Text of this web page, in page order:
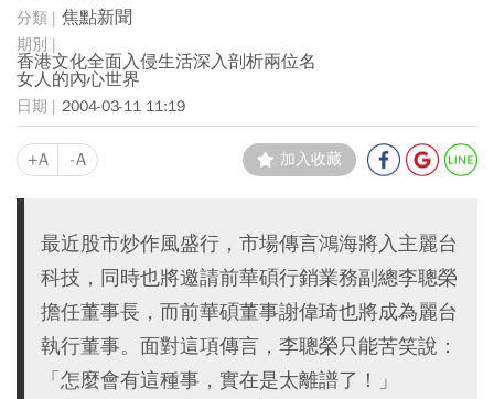
焦點新聞
香港文化全面入侵生活深入剖析兩位名
女人的內心世界
2004-03-11 11:19
+A -A 加入收藏
最近股市炒作風盛行，市場傳言鴻海將入主麗台
科技，同時也將邀請前華碩行銷業務副總李聰榮
擔任董事長，而前華碩董事謝偉琦也將成為麗台
執行董事。面對這項傳言，李聰榮只能苦笑說：
「怎麼會有這種事，實在是太離譜了！」